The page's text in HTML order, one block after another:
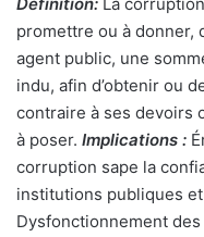
promettre ou à donner,
agent public, une
indu, afin d’obtenir ou
contraire à ses devoirs
à poser. Implications :
corruption sape la
institutions publiques
Dysfonctionnement